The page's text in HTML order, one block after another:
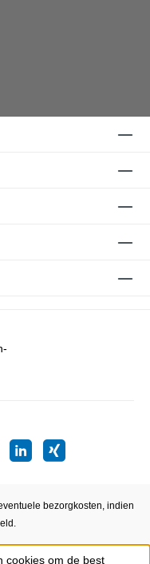
bezorgkosten, indien
cookies om de best